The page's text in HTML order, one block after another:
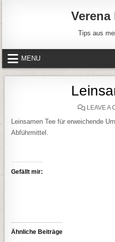
Verena
Tips aus
MENU
LEAVE A
Leinsamen Tee für erweichende
Abführmittel.
Gefällt mir:
Ähnliche Beiträge